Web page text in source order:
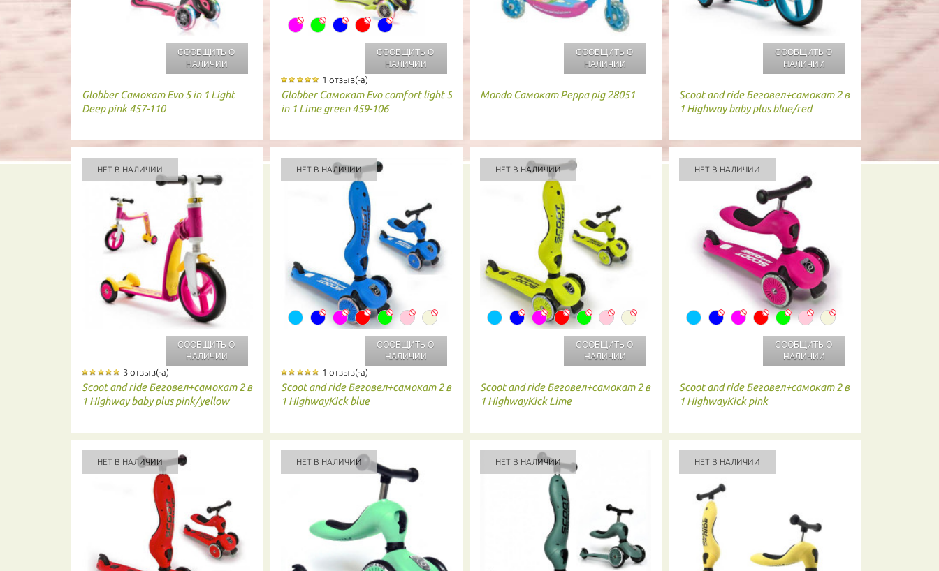
СООБЩИТЬ О
НАЛИЧИИ
Globber Самокат Evo 5 in 1 Light
Deep pink 457-110
СООБЩИТЬ О
НАЛИЧИИ
1 отзыв(-а)
Globber Самокат Evo comfort light 5
in 1 Lime green 459-106
СООБЩИТЬ О
НАЛИЧИИ
Mondo Самокат Peppa pig 28051
СООБЩИТЬ О
НАЛИЧИИ
Scoot and ride Беговел+самокат 2 в
1 Highway baby plus blue/red
НЕТ В НАЛИЧИИ
СООБЩИТЬ О
НАЛИЧИИ
3 отзыв(-а)
Scoot and ride Беговел+самокат 2 в
1 Highway baby plus pink/yellow
НЕТ В НАЛИЧИИ
СООБЩИТЬ О
НАЛИЧИИ
1 отзыв(-а)
Scoot and ride Беговел+самокат 2 в
1 HighwayKick blue
НЕТ В НАЛИЧИИ
СООБЩИТЬ О
НАЛИЧИИ
Scoot and ride Беговел+самокат 2 в
1 HighwayKick Lime
НЕТ В НАЛИЧИИ
СООБЩИТЬ О
НАЛИЧИИ
Scoot and ride Беговел+самокат 2 в
1 HighwayKick pink
НЕТ В НАЛИЧИИ НЕТ В НАЛИЧИИ НЕТ В НАЛИЧИИ НЕТ В НАЛИЧИИ